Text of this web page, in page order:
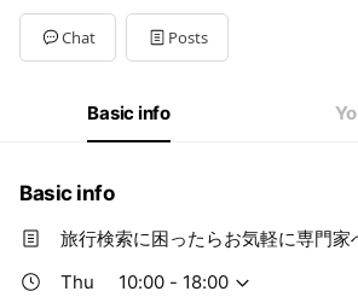
Chat Posts
Basic info
Basic info
旅行検索に困ったらお気軽に専門家
Thu
10:00 - 18:00